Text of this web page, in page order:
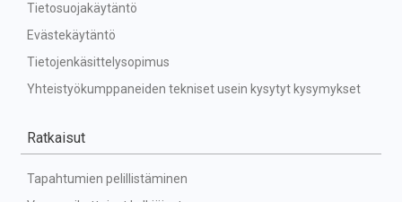
Tietosuojakäytäntö
Evästekäytäntö
Tietojenkäsittelysopimus
Yhteistyökumppaneiden tekniset usein kysytyt kysymykset
Ratkaisut
Tapahtumien pelillistäminen